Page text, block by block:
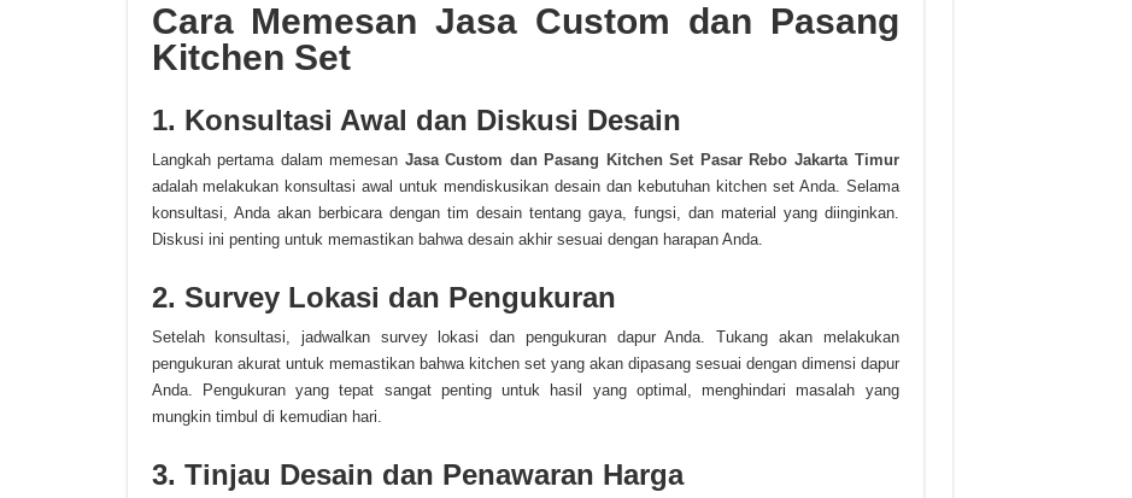
Cara Memesan Jasa Custom dan Pasang
Kitchen Set
1. Konsultasi Awal dan Diskusi Desain
Langkah pertama dalam memesan Jasa Custom dan Pasang Kitchen Set Pasar Rebo Jakarta Timur
adalah melakukan konsultasi awal untuk mendiskusikan desain dan kebutuhan kitchen set Anda. Selama
konsultasi, Anda akan berbicara dengan tim desain tentang gaya, fungsi, dan material yang diinginkan.
Diskusi ini penting untuk memastikan bahwa desain akhir sesuai dengan harapan Anda.
2. Survey Lokasi dan Pengukuran
Setelah konsultasi, jadwalkan survey lokasi dan pengukuran dapur Anda. Tukang akan melakukan
pengukuran akurat untuk memastikan bahwa kitchen set yang akan dipasang sesuai dengan dimensi dapur
Anda. Pengukuran yang tepat sangat penting untuk hasil yang optimal, menghindari masalah yang
mungkin timbul di kemudian hari.
3. Tinjau Desain dan Penawaran Harga